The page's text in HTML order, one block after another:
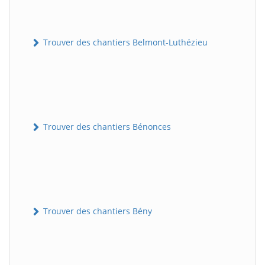
Trouver des chantiers Belmont-Luthézieu
Trouver des chantiers Bénonces
Trouver des chantiers Bény